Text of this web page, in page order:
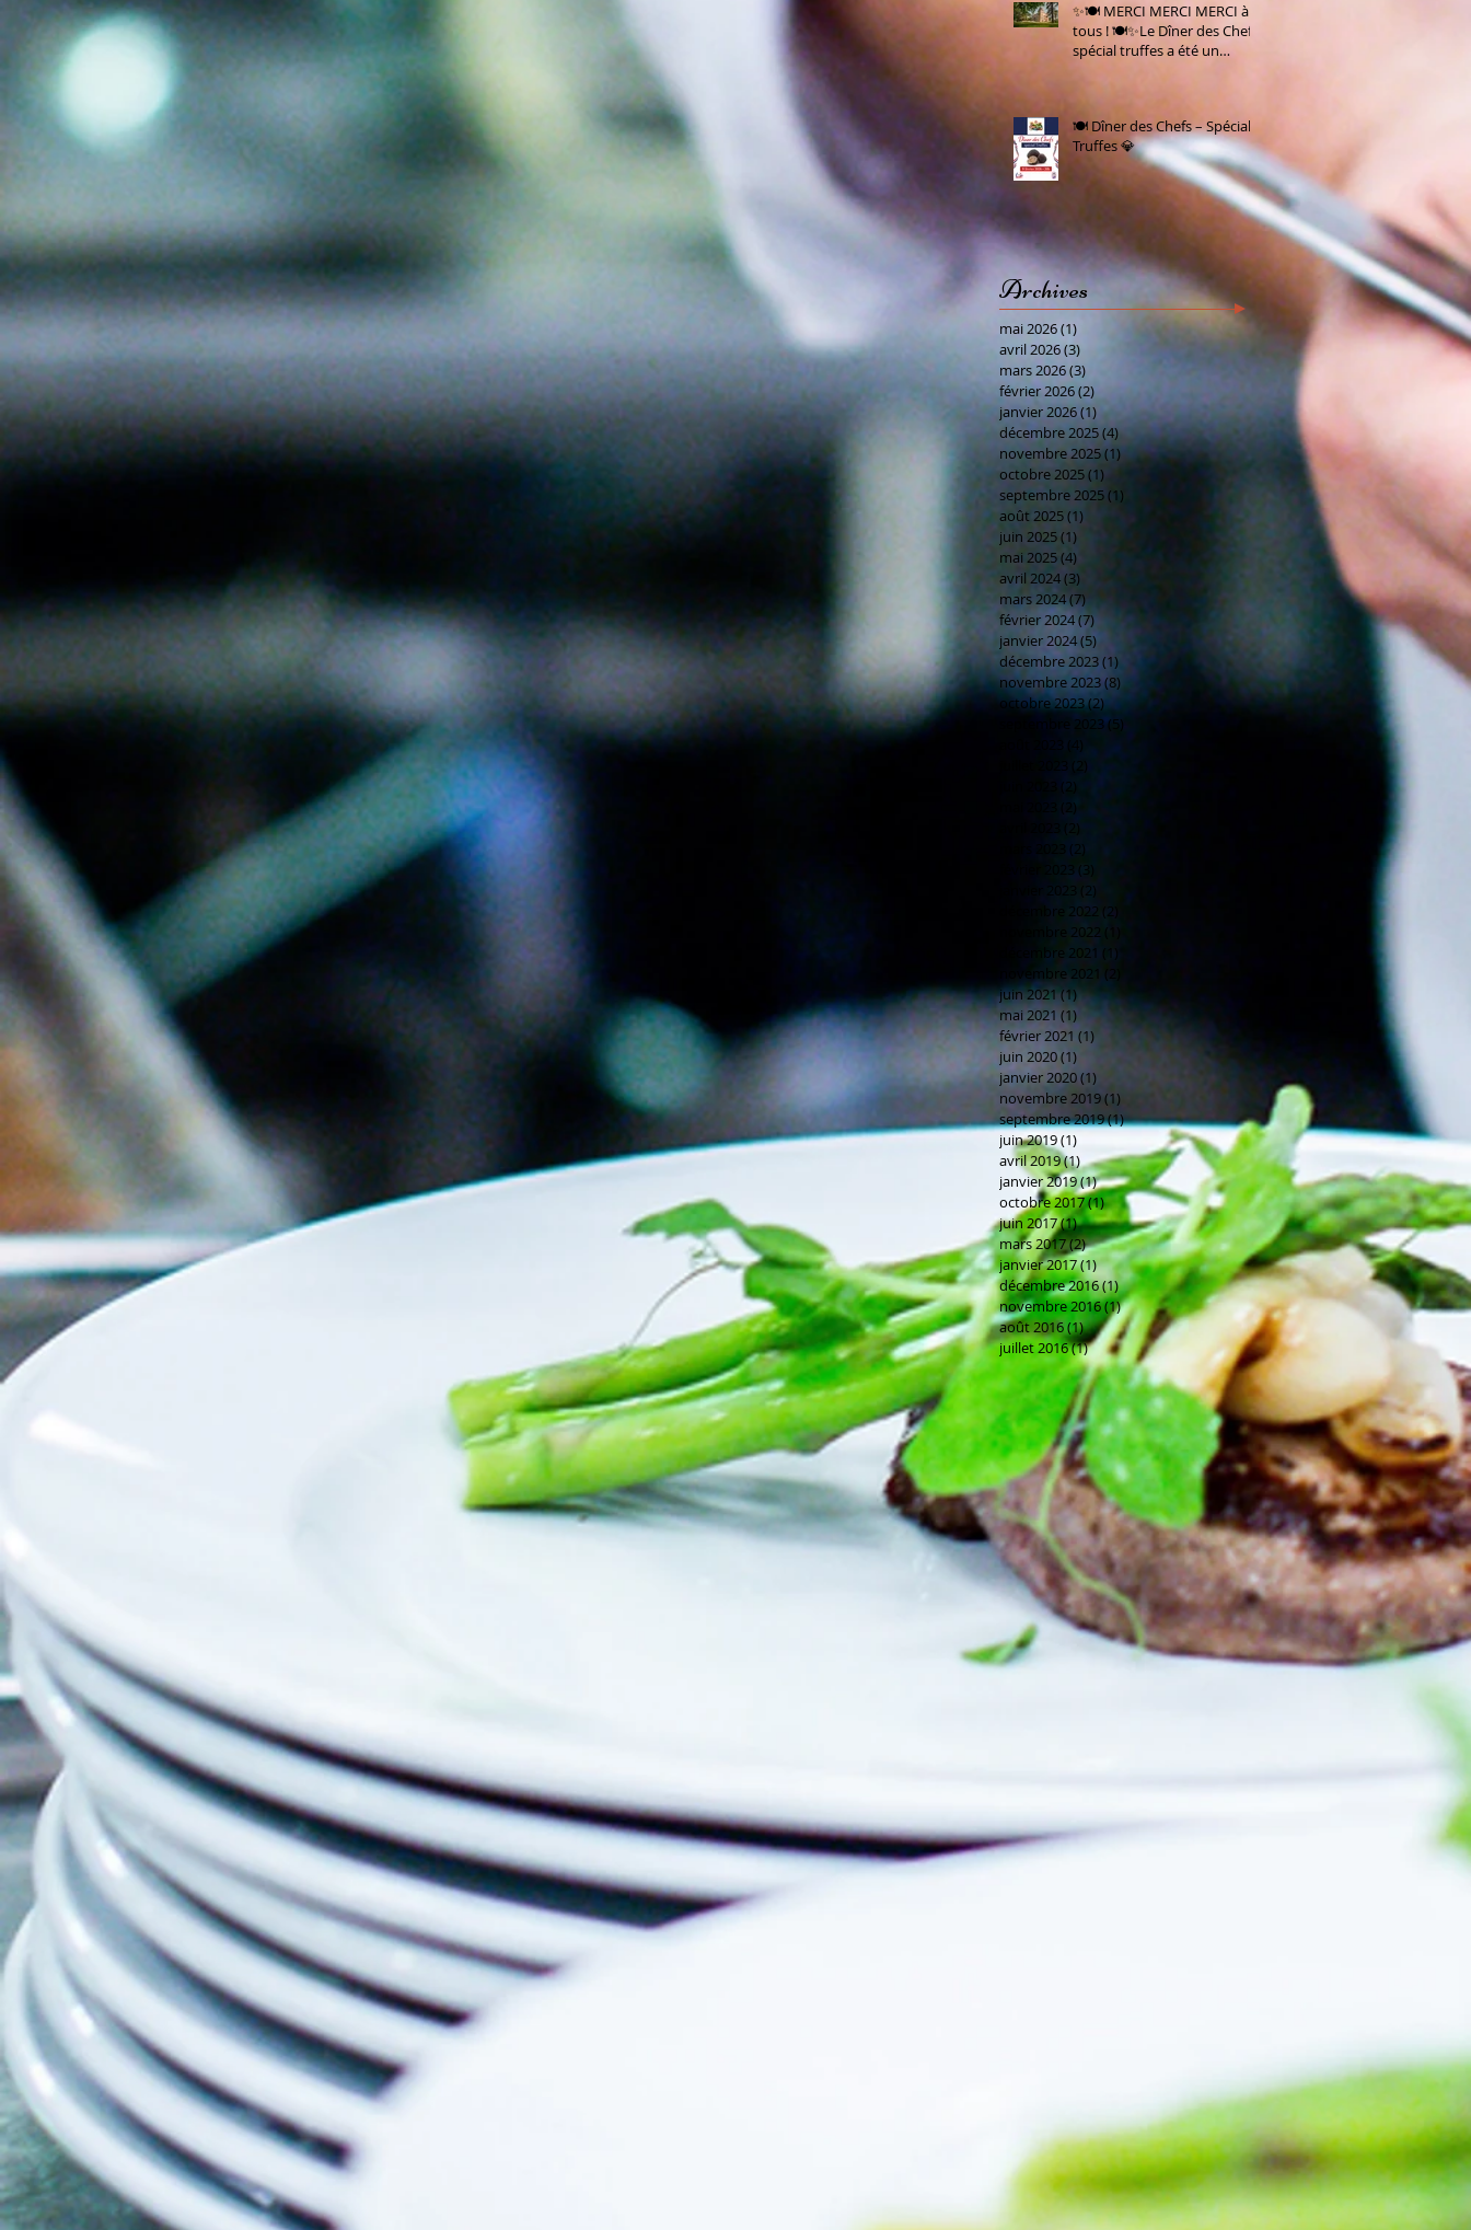
✨🍽️ MERCI MERCI MERCI à
tous ! 🍽️✨Le Dîner des Chefs
spécial truffes a été un
🍽️ Dîner des Chefs – Spécial
Truffes 💎
Archives
mai 2026(1)
avril 2026(3)
mars 2026(3)
février 2026(2)
janvier 2026(1) 1 post
décembre 2025(4)4 posts
novembre 2025(1)1 post
octobre 2025(1)
septembre 2025 (1)
août 2025(1)
juin 2025(1)
mai 2025(4)
avril 2024(3)
mars 2024(7) 7 posts
février 2024(7) 7 posts
janvier 2024(5) 5 posts
décembre 2023(1) 1 post
novembre 2023(8)
octobre 2023(2) 2 posts
septembre 2023(5)
(4)
4 posts
juillet 2023 (2)
(2) 2 posts
(2)
(2)
mars 2023 (2)
février 2023 (3)
janvier 2023
(2)
décembre 2022 (2)
novembre 2022 (1)
décembre 2021 (1)
novembre 2021
(2)
juin 2021(1)1 post
mai 2021 (1) 1 post
février 2021 (1)1 post
juin 2020(1)
janvier 2020(1)
novembre 2019(1)
septembre 2019(1)1 post
juin 2019(1)
avril 2019(1)1 post
janvier 2019(1)1 post
octobre 2017(1)1 post
juin 2017(1)1 post
mars 2017(2)2 posts
janvier 2017(1)1 post
décembre 2016(1)1 post
novembre 2016(1)1 post
août 2016(1)1 post
juillet 2016(1)1 post